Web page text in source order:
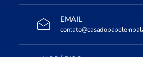
EMAIL